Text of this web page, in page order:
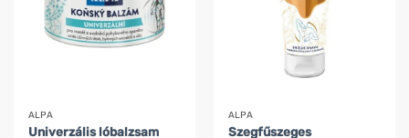
ALPA
Univerzális lóbalzsam
ALPA
Szegfűszeges